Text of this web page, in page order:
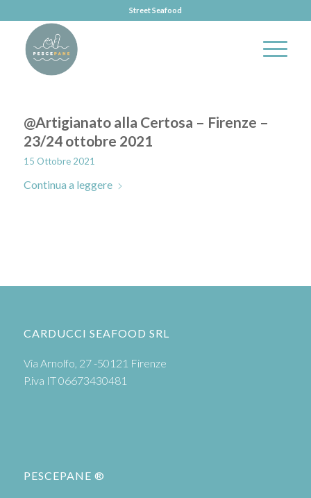
Street Seafood
@Artigianato alla Certosa – Firenze –
23/24 ottobre 2021
15 Ottobre 2021
Continua a leggere
CARDUCCI SEAFOOD SRL
Via Arnolfo, 27 -50121 Firenze
P.iva IT 06673430481
PESCEPANE ®